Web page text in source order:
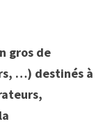
gros de
…) destinés à